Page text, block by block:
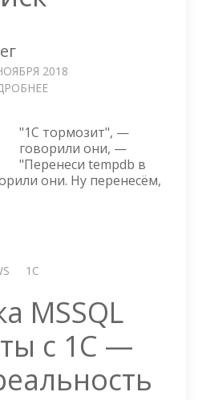
2018
ПЕРЕНОСИМ
TEMPDB
НА
RAM
"1C тормозит", —
говорили они, —
"Перенеси tempdb в
они. Ну перенесём,
1C
MSSQL
с 1С —